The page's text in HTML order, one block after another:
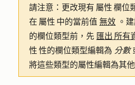
請注意： 更改現有 屬性 欄位
在 屬性 中的當前值 無效 。
的欄位類型前，先 匯出 所有
性 性的欄位類型編輯為 分數
將這些類型的屬性編輯為其